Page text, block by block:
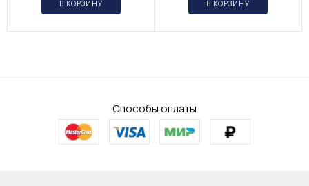
В КОРЗИНУ В КОРЗИНУ
Способы оплаты